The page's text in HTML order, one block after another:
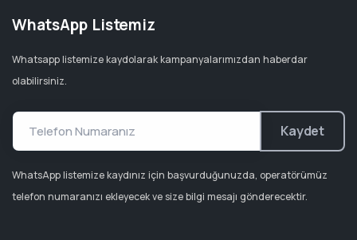
WhatsApp Listemiz
Whatsapp listemize kaydolarak kampanyalarımızdan haberdar
olabilirsiniz.
Kaydet
WhatsApp listemize kaydınız için başvurduğunuzda, operatörümüz
telefon numaranızı ekleyecek ve size bilgi mesajı gönderecektir.